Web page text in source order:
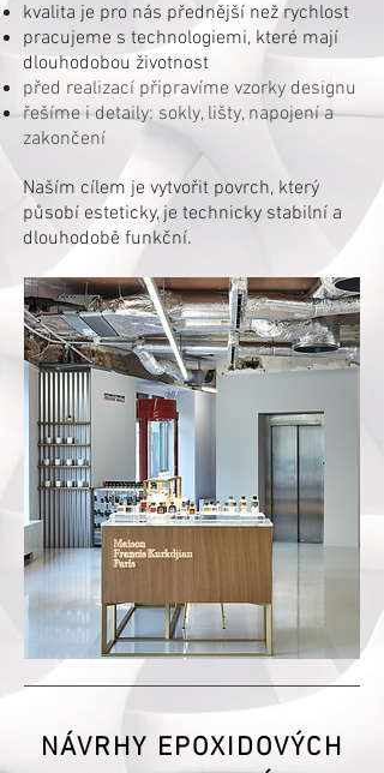
kvalita je pro nás přednější než rychlost
pracujeme s technologiemi, které mají
dlouhodobou životnost
před realizací připravíme vzorky designu
řešíme i detaily: sokly, lišty, napojení a
zakončení
Naším cílem je vytvořit povrch, který
působí esteticky, je technicky stabilní a
dlouhodobě funkční.
NÁVRHY EPOXIDOVÝCH